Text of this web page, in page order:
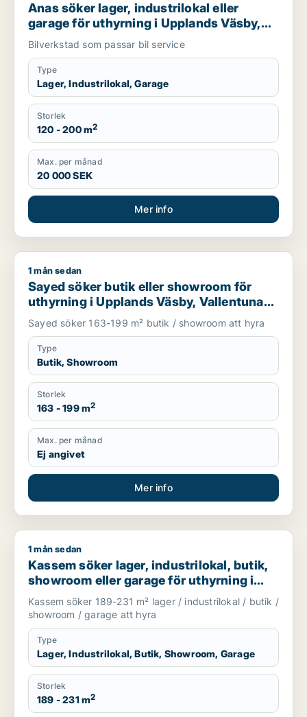
Anas söker lager, industrilokal eller
garage för uthyrning i Upplands Väsby,
Vallentuna eller Upplands-Bro m.fl.
Bilverkstad som passar bil service
Type
Lager, Industrilokal, Garage
Storlek
120 - 200 m2
Max. per månad
20 000 SEK
Mer info
Sayed söker butik eller showroom för uthyrning i Upplands
1 mån sedan
Sayed söker butik eller showroom för
uthyrning i Upplands Väsby, Vallentuna
eller Upplands-Bro m.fl.
Sayed söker 163-199 m² butik / showroom att hyra
Type
Butik, Showroom
Storlek
163 - 199 m2
Max. per månad
Ej angivet
Mer info
Kassem söker lager, industrilokal, butik, showroom eller
1 mån sedan
Kassem söker lager, industrilokal, butik,
showroom eller garage för uthyrning i
Upplands Väsby, Vallentuna eller
Upplands-Bro m.fl.
Kassem söker 189-231 m² lager / industrilokal / butik /
showroom / garage att hyra
Type
Lager, Industrilokal, Butik, Showroom, Garage
Storlek
189 - 231 m2